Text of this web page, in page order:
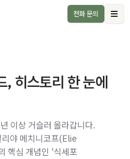
전화 문의
, 히스토리 한 눈에
이상 거슬러 올라갑니다.
야 메치니코프(Elie
핵심 개념인 '식세포